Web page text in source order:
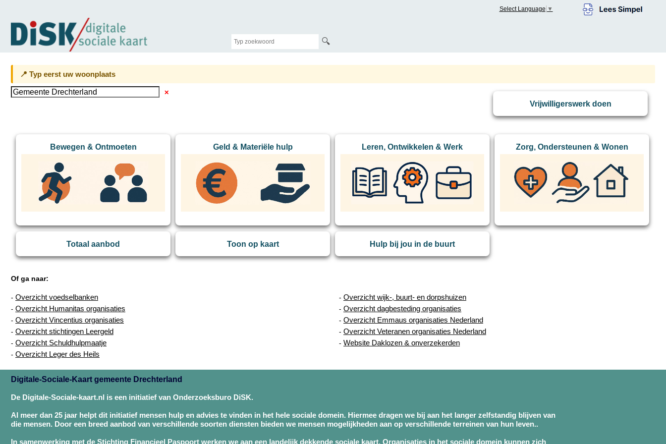
Select Language ▼
🔍
📍 Typ eerst uw woonplaats
✕
Vrijwilligerswerk doen
Bewegen & Ontmoeten Geld & Materiële hulp Leren, Ontwikkelen & Werk Zorg, Ondersteunen & Wonen
Totaal aanbod Toon op kaart Hulp bij jou in de buurt
Of ga naar:
- Overzicht voedselbanken
- Overzicht Humanitas organisaties
- Overzicht Vincentius organisaties
- Overzicht stichtingen Leergeld
- Overzicht Schuldhulpmaatje
- Overzicht Leger des Heils
- Overzicht wijk-, buurt- en dorpshuizen
- Overzicht dagbesteding organisaties
- Overzicht Emmaus organisaties Nederland
- Overzicht Veteranen organisaties Nederland
- Website Daklozen & onverzekerden
Digitale-Sociale-Kaart gemeente Drechterland
De Digitale-Sociale-kaart.nl is een initiatief van Onderzoeksburo DiSK.
Al meer dan 25 jaar helpt dit initiatief mensen hulp en advies te vinden in het hele sociale domein. Hiermee dragen we bij aan het langer zelfstandig blijven van
die mensen. Door een breed aanbod van verschillende soorten diensten bieden we mensen mogelijkheden aan op verschillende terreinen van hun leven..
In samenwerking met de Stichting Financieel Paspoort werken we aan een landelijk dekkende sociale kaart. Organisaties in het sociale domein kunnen zich